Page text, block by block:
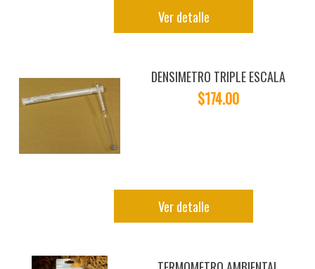
Ver detalle
DENSIMETRO TRIPLE ESCALA
$174.00
Ver detalle